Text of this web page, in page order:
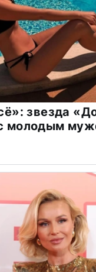
звезда
молодым